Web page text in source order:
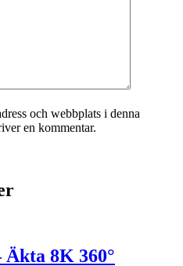
och webbplats i denna
en kommentar.
8K 360°